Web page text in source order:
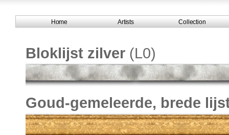
Home Artists Collection
Bloklijst zilver (L0)
Goud-gemeleerde, brede